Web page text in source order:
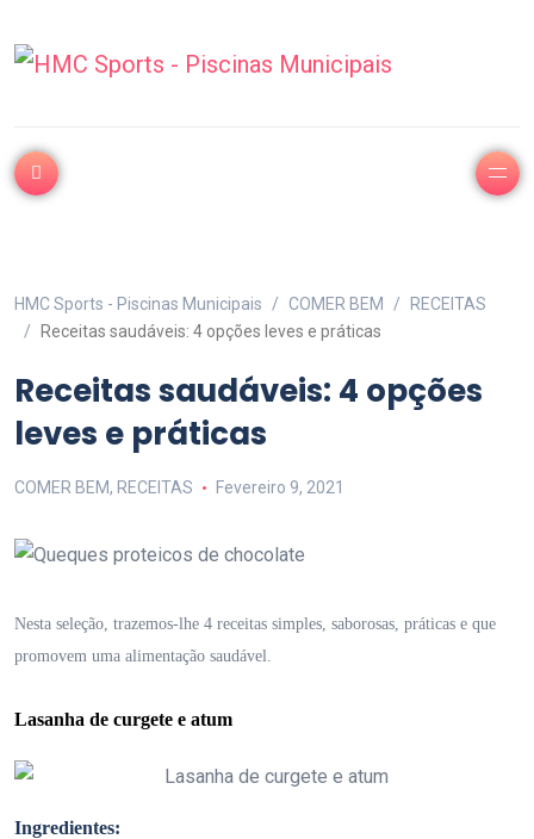
HMC Sports - Piscinas Municipais COMER BEM
RECEITAS
Receitas saudáveis: 4 opções leves e práticas
Receitas saudáveis: 4 opções
leves e práticas
COMER BEM, RECEITAS Fevereiro 9, 2021
Nesta seleção, trazemos-lhe 4 receitas simples, saborosas, práticas e que
promovem uma alimentação saudável.
Lasanha de curgete e atum
Ingredientes: